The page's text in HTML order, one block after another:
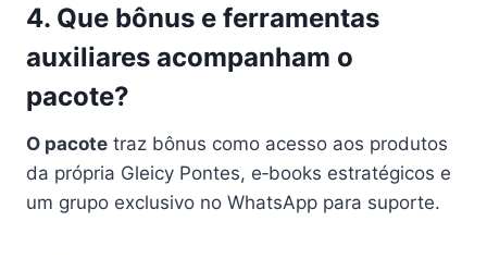
4. Que bônus e ferramentas
auxiliares acompanham o
pacote?
O pacote traz bônus como acesso aos produtos
da própria Gleicy Pontes, e‑books estratégicos e
um grupo exclusivo no WhatsApp para suporte.